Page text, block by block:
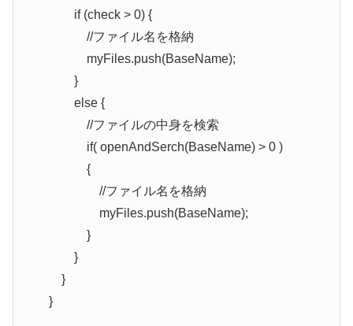
if (check > 0) {
//ファイル名を格納
myFiles.push(BaseName);
}
else {
//ファイルの中身を検索
if( openAndSerch(BaseName) > 0 )
{
//ファイル名を格納
myFiles.push(BaseName);
}
}
}
}